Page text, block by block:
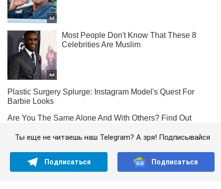
Ты еще не читаешь наш Telegram? А зря! Подписывайся
Подписаться Подписаться